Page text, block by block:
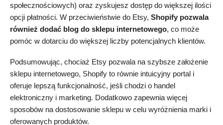
społecznościowych) oraz zyskujesz dostęp do większej ilości
opcji płatności. W przeciwieństwie do Etsy, Shopify pozwala
również dodać blog do sklepu internetowego, co może
pomóc w dotarciu do większej liczby potencjalnych klientów.
Podsumowując, chociaż Etsy pozwala na szybsze założenie
sklepu internetowego, Shopify to równie intuicyjny portal i
oferuje lepszą funkcjonalność, jeśli chodzi o handel
elektroniczny i marketing. Dodatkowo zapewnia więcej
sposobów na dostosowanie sklepu w celu wyróżnienia marki i
oferowanych produktów.